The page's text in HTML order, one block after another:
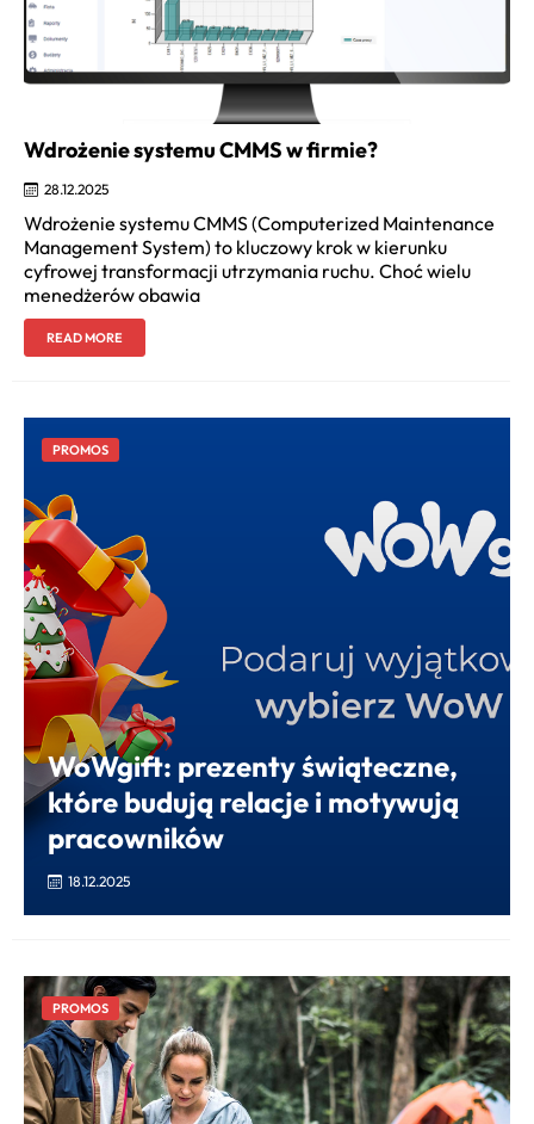
Wdrożenie systemu CMMS w firmie?
28.12.2025
Wdrożenie systemu CMMS (Computerized Maintenance
Management System) to kluczowy krok w kierunku
cyfrowej transformacji utrzymania ruchu. Choć wielu
menedżerów obawia
READ MORE
PROMOS
WoWgift: prezenty świąteczne,
które budują relacje i motywują
pracowników
18.12.2025
PROMOS